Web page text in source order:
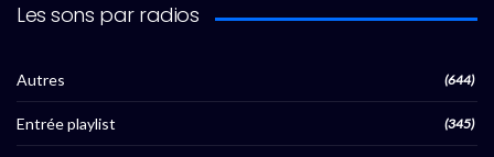
Les sons par radios
Autres (644)
Entrée playlist (345)